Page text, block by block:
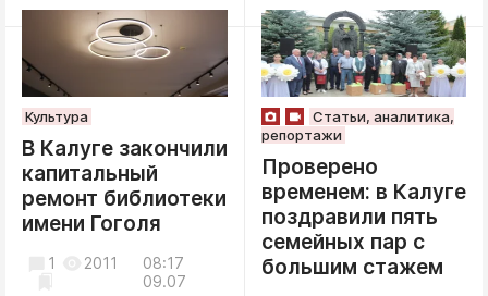
Культура
В Калуге закончили
капитальный
ремонт библиотеки
имени Гоголя
08:17
09.07
1 2011
Статьи, аналитика,
репортажи
Проверено
временем: в Калуге
поздравили пять
семейных пар с
большим стажем